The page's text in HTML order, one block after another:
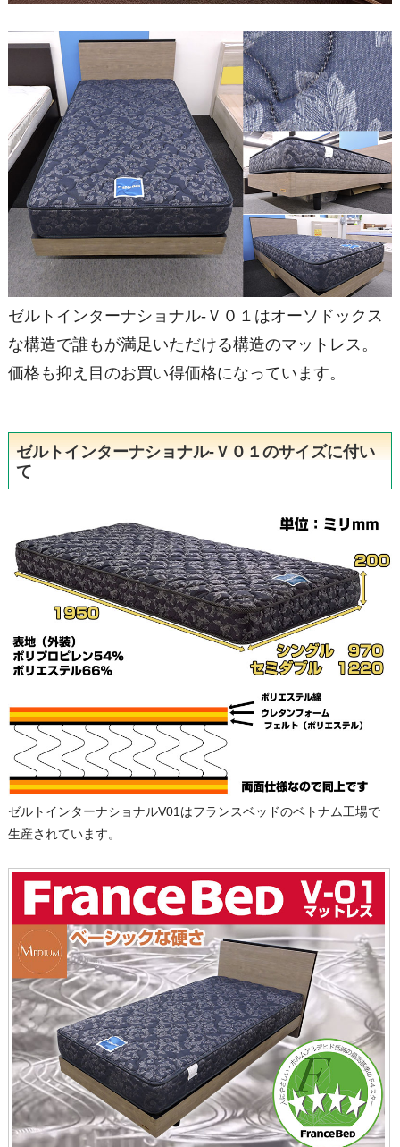
ゼルトインターナショナル-Ｖ０１はオーソドックス
な構造で誰もが満足いただける構造のマットレス。
価格も抑え目のお買い得価格になっています。
ゼルトインターナショナル-Ｖ０１のサイズに付い
て
ゼルトインターナショナルV01はフランスベッドのベトナム工場で
生産されています。